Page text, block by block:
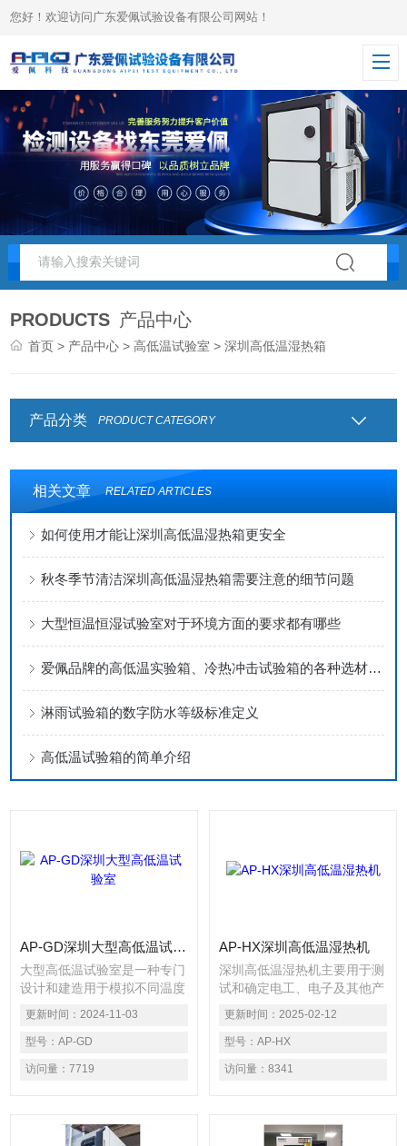
您好！欢迎访问广东爱佩试验设备有限公司网站！
PRODUCTS 产品中心
首页 > 产品中心 >高低温试验室 > 深圳高低温湿热箱
产品分类 PRODUCT CATEGORY
相关文章 RELATED ARTICLES
如何使用才能让深圳高低温湿热箱更安全
秋冬季节清洁深圳高低温湿热箱需要注意的细节问题
大型恒温恒湿试验室对于环境方面的要求都有哪些
爱佩品牌的高低温实验箱、冷热冲击试验箱的各种选材配置优势
淋雨试验箱的数字防水等级标准定义
高低温试验箱的简单介绍
AP-GD深圳大型高低温试验室
大型高低温试验室是一种专门
设计和建造用于模拟不同温度
条件下进行测试和研究的设
施，满足不同领域的测试需
求。它们被广泛应用于材料研
究、产品开发、性能验证等领
域。
更新时间： 2024-11-03
型号： AP-GD
访问量： 7719
AP-HX深圳高低温湿热机
深圳高低温湿热机主要用于测
试和确定电工、电子及其他产
品及材料进行高温、低温、交
变湿热度或恒定试验的温度环
境变化后的参数及性能。它适
用于多个行业领域，如航空航
天、汽车制造、家电、科研机
件、设备在不同环境下的性能
更新时间： 2025-02-12
型号： AP-HX
访问量： 8341